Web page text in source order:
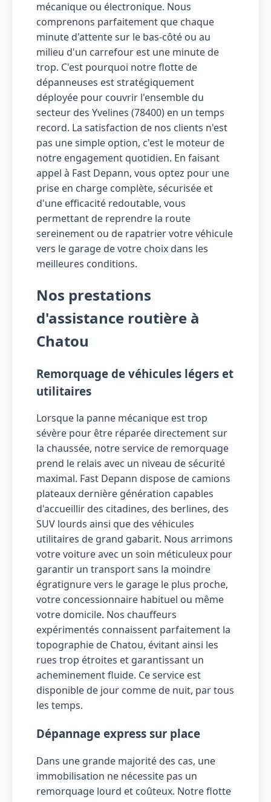
mécanique ou électronique. Nous
comprenons parfaitement que chaque
minute d'attente sur le bas-côté ou au
milieu d'un carrefour est une minute de
trop. C'est pourquoi notre flotte de
dépanneuses est stratégiquement
déployée pour couvrir l'ensemble du
secteur des Yvelines (78400) en un temps
record. La satisfaction de nos clients n'est
pas une simple option, c'est le moteur de
notre engagement quotidien. En faisant
appel à Fast Depann, vous optez pour une
prise en charge complète, sécurisée et
d'une efficacité redoutable, vous
permettant de reprendre la route
sereinement ou de rapatrier votre véhicule
vers le garage de votre choix dans les
meilleures conditions.
Nos prestations
d'assistance routière à
Chatou
Remorquage de véhicules légers et
utilitaires
Lorsque la panne mécanique est trop
sévère pour être réparée directement sur
la chaussée, notre service de remorquage
prend le relais avec un niveau de sécurité
maximal. Fast Depann dispose de camions
plateaux dernière génération capables
d'accueillir des citadines, des berlines, des
SUV lourds ainsi que des véhicules
utilitaires de grand gabarit. Nous arrimons
votre voiture avec un soin méticuleux pour
garantir un transport sans la moindre
égratignure vers le garage le plus proche,
votre concessionnaire habituel ou même
votre domicile. Nos chauffeurs
expérimentés connaissent parfaitement la
topographie de Chatou, évitant ainsi les
rues trop étroites et garantissant un
acheminement fluide. Ce service est
disponible de jour comme de nuit, par tous
les temps.
Dépannage express sur place
Dans une grande majorité des cas, une
immobilisation ne nécessite pas un
remorquage lourd et coûteux. Notre flotte